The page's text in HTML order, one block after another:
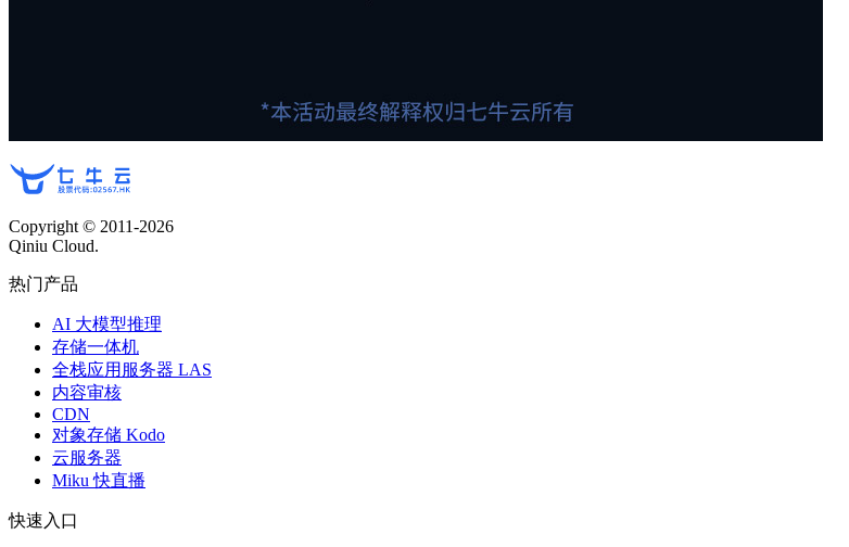
Copyright © 2011-2026
Qiniu Cloud.
热门产品
AI 大模型推理
存储一体机
全栈应用服务器 LAS
内容审核
CDN
对象存储 Kodo
云服务器
Miku 快直播
快速入口